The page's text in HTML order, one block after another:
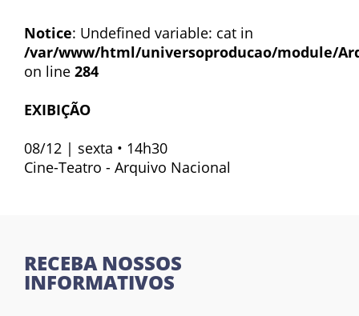
Notice: Undefined variable: cat in
/var/www/html/universoproducao/module/
on line 284
EXIBIÇÃO
08/12 | sexta • 14h30
Cine-Teatro - Arquivo Nacional
RECEBA NOSSOS
INFORMATIVOS